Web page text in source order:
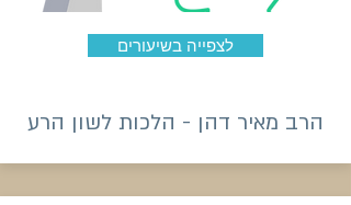
לצפייה בשיעורים
הרב מאיר דהן - הלכות לשון הרע